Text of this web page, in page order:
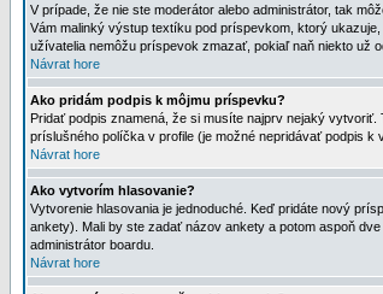
V prípade, že nie ste moderátor alebo administrátor, tak
Vám malinký výstup textíku pod príspevkom, ktorý
užívatelia nemôžu príspevok zmazať, pokiaľ naň niekto už
Návrat hore
Ako pridám podpis k môjmu príspevku?
Pridať podpis znamená, že si musíte najprv nejaký vytvoriť.
príslušného políčka v profile (je možné nepridávať podpis
Návrat hore
Ako vytvorím hlasovanie?
Vytvorenie hlasovania je jednoduché. Keď pridáte nový
ankety). Mali by ste zadať názov ankety a potom aspoň
administrátor boardu.
Návrat hore